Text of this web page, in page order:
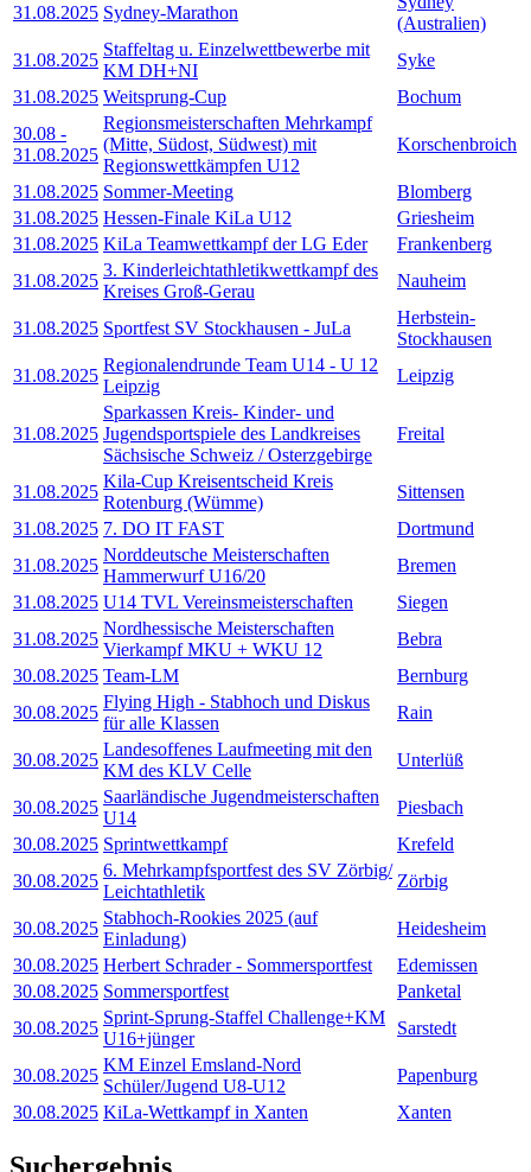
31.08.2025 Sydney-Marathon
(Australien)
31.08.2025
Staffeltag u. Einzelwettbewerbe mit
KM DH+NI
Syke
31.08.2025 Weitsprung-Cup
Bochum
30.08 -
31.08.2025
Regionsmeisterschaften Mehrkampf
(Mitte, Südost, Südwest) mit
Regionswettkämpfen U12
Korschenbroich
31.08.2025 Sommer-Meeting
Blomberg
31.08.2025 Hessen-Finale KiLa U12
Griesheim
31.08.2025 KiLa Teamwettkampf der LG Eder
Frankenberg
31.08.2025
3. Kinderleichtathletikwettkampf des
Kreises Groß-Gerau
Nauheim
31.08.2025 Sportfest SV Stockhausen - JuLa
Herbstein-
Stockhausen
31.08.2025
Regionalendrunde Team U14 - U 12
Leipzig
Leipzig
31.08.2025
Sparkassen Kreis- Kinder- und
Jugendsportspiele des Landkreises
Sächsische Schweiz / Osterzgebirge
Freital
31.08.2025
Kila-Cup Kreisentscheid Kreis
Rotenburg (Wümme)
Sittensen
31.08.2025 7. DO IT FAST
Dortmund
31.08.2025
Norddeutsche Meisterschaften
Hammerwurf U16/20
Bremen
31.08.2025 U14 TVL Vereinsmeisterschaften
Siegen
31.08.2025
Nordhessische Meisterschaften
Vierkampf MKU + WKU 12
Bebra
30.08.2025 Team-LM
Bernburg
30.08.2025
Flying High - Stabhoch und Diskus
für alle Klassen
Rain
30.08.2025
Landesoffenes Laufmeeting mit den
KM des KLV Celle
Unterlüß
30.08.2025
Saarländische Jugendmeisterschaften
U14
Piesbach
30.08.2025 Sprintwettkampf
Krefeld
30.08.2025
6. Mehrkampfsportfest des SV Zörbig/
Leichtathletik
Zörbig
30.08.2025
Stabhoch-Rookies 2025 (auf
Einladung)
Heidesheim
30.08.2025 Herbert Schrader - Sommersportfest
Edemissen
30.08.2025 Sommersportfest
Panketal
30.08.2025
Sprint-Sprung-Staffel Challenge+KM
U16+jünger
Sarstedt
30.08.2025
KM Einzel Emsland-Nord
Schüler/Jugend U8-U12
Papenburg
30.08.2025 KiLa-Wettkampf in Xanten Xanten
Suchergebnis